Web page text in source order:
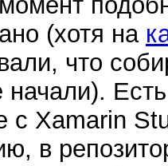
(хотя на
что
начали).
с Xamarin
в